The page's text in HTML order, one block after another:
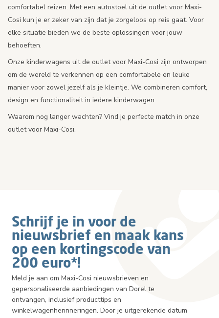
comfortabel reizen. Met een autostoel uit de outlet voor Maxi-
Cosi kun je er zeker van zijn dat je zorgeloos op reis gaat. Voor
elke situatie bieden we de beste oplossingen voor jouw
behoeften.
Onze kinderwagens uit de outlet voor Maxi-Cosi zijn ontworpen
om de wereld te verkennen op een comfortabele en leuke
manier voor zowel jezelf als je kleintje. We combineren comfort,
design en functionaliteit in iedere kinderwagen.
Waarom nog langer wachten? Vind je perfecte match in onze
outlet voor Maxi-Cosi.
Schrijf je in voor de
nieuwsbrief en maak kans
op een kortingscode van
200 euro*!
Meld je aan om Maxi-Cosi nieuwsbrieven en
gepersonaliseerde aanbiedingen van Dorel te
ontvangen, inclusief producttips en
winkelwagenherinneringen. Door je uitgerekende datum